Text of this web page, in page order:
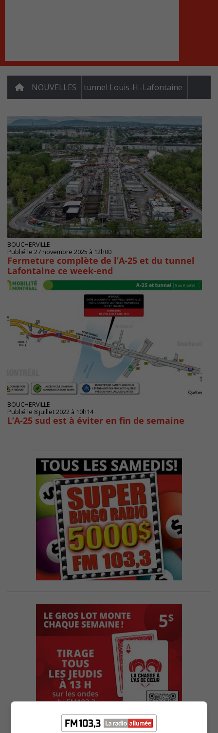
NOUVELLES tunnel Louis-H.-Lafontaine
BOUCHERVILLE
Publié le 27 novembre 2025 à 12h00
Fermeture complète de l’A-25 et du tunnel
Lafontaine ce week-end
BOUCHERVILLE
Publié le 8 juillet 2022 à 10h14
L’A-25 sud est à éviter en fin de semaine